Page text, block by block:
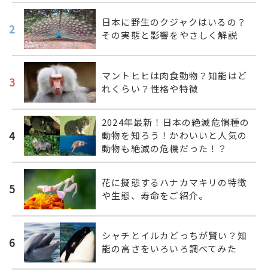
2
日本に野生のクジャクはいるの？
その実態と影響をやさしく解説
3
マントヒヒは肉食動物？知能はど
れくらい？性格や特徴
4
2024年最新！日本の絶滅危惧種の
動物を知ろう！かわいいと人気の
動物も絶滅の危機だった！？
5
花に擬態するハナカマキリの特徴
や生態、寿命をご紹介。
6
シャチとイルカどっちが賢い？知
能の高さをいろいろ調べてみた